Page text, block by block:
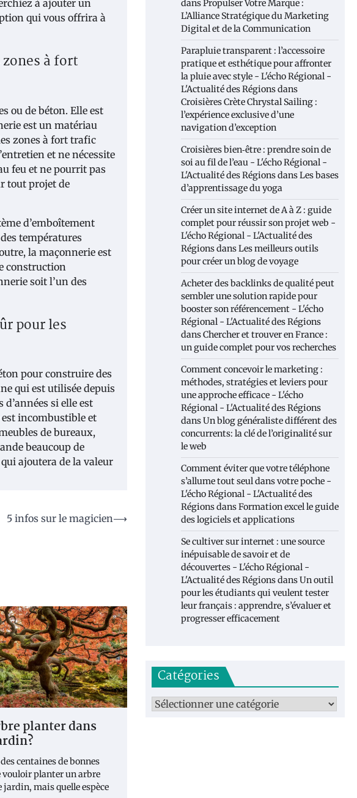
à ajouter un
qui vous offrira à
à fort
ou de béton. Elle est
est un matériau
zones à fort trafic
et ne nécessite
feu et ne pourrit pas
tout projet de
d’emboîtement
températures
la maçonnerie est
construction
soit l’un des
pour les
pour construire des
qui est utilisée depuis
si elle est
incombustible et
de bureaux,
beaucoup de
ajoutera de la valeur
5 infos sur le magicien⟶
planter dans
centaines de bonnes
vouloir planter un arbre
jardin, mais quelle espèce
dansPropulser Votre Marque :
L’Alliance Stratégique du Marketing
Digital et de la Communication
Parapluie transparent : l’accessoire
pratique et esthétique pour affronter
la pluie avec style - L'écho Régional -
L'Actualité des Régionsdans
Croisières Crète Chrystal Sailing :
l’expérience exclusive d’une
navigation d’exception
Croisières bien‑être : prendre soin de
soi au fil de l’eau - L'écho Régional -
L'Actualité des RégionsdansLes bases
d’apprentissage du yoga
Créer un site internet de A à Z : guide
complet pour réussir son projet web -
L'écho Régional - L'Actualité des
RégionsdansLes meilleurs outils
pour créer un blog de voyage
Acheter des backlinks de qualité peut
sembler une solution rapide pour
booster son référencement - L'écho
Régional - L'Actualité des Régions
dansChercher et trouver en France :
un guide complet pour vos recherches
Comment concevoir le marketing :
méthodes, stratégies et leviers pour
une approche efficace - L'écho
Régional - L'Actualité des Régions
dansUn blog généraliste différent des
concurrents: la clé de l’originalité sur
le web
Comment éviter que votre téléphone
s’allume tout seul dans votre poche -
L'écho Régional - L'Actualité des
RégionsdansFormation excel le guide
des logiciels et applications
Se cultiver sur internet : une source
inépuisable de savoir et de
découvertes - L'écho Régional -
L'Actualité des RégionsdansUn outil
pour les étudiants qui veulent tester
leur français : apprendre, s’évaluer et
progresser efficacement
Catégories
Catégories